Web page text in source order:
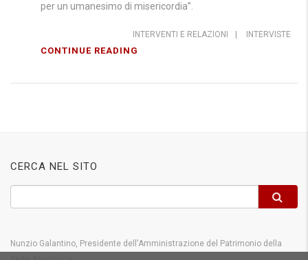
per un umanesimo di misericordia”.
INTERVENTI E RELAZIONI INTERVISTE
CONTINUE READING
CERCA NEL SITO
Nunzio Galantino, Presidente dell'Amministrazione del Patrimonio della